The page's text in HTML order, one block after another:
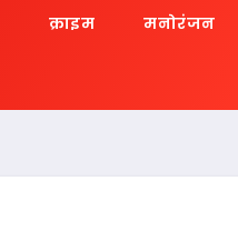
क्राइम मनोरंजन